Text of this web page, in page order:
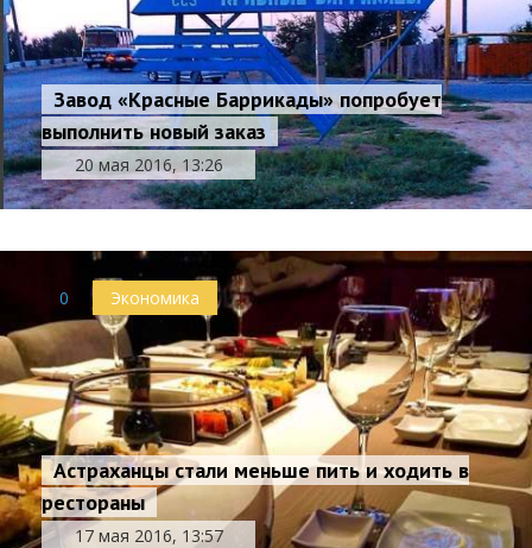
Завод «Красные Баррикады» попробует
выполнить новый заказ
20 мая 2016, 13:26
0 Экономика
Астраханцы стали меньше пить и ходить в
рестораны
17 мая 2016, 13:57